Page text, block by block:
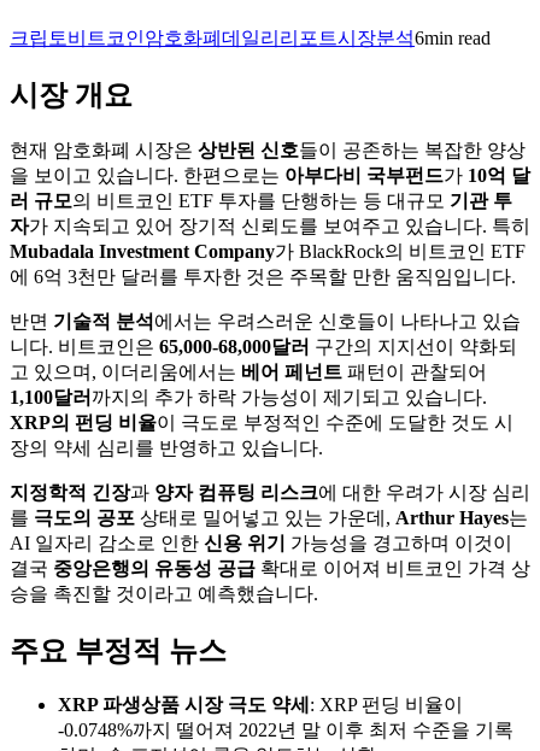
크립토비트코인암호화폐 데일리리포트시장분석6min read
시장 개요
현재 암호화폐 시장은 상반된 신호들이 공존하는 복잡한 양상
을 보이고 있습니다. 한편으로는 아부다비 국부펀드가 10억 달
러 규모의 비트코인 ETF 투자를 단행하는 등 대규모 기관 투
자가 지속되고 있어 장기적 신뢰도를 보여주고 있습니다. 특히
Mubadala Investment Company가 BlackRock의 비트코인 ETF
에 6억 3천만 달러를 투자한 것은 주목할 만한 움직임입니다.
반면 기술적 분석 에서는 우려스러운 신호들이 나타나고 있습
니다. 비트코인은 65,000-68,000달러 구간의 지지선이 약화되
고 있으며, 이더리움에서는 베어 페넌트 패턴이 관찰되어
1,100달러 까지의 추가 하락 가능성이 제기되고 있습니다.
XRP의 펀딩 비율이 극도로 부정적인 수준에 도달한 것도 시
장의 약세 심리를 반영하고 있습니다.
지정학적 긴장과 양자 컴퓨팅 리스크에 대한 우려가 시장 심리
를 극도의 공포 상태로 밀어넣고 있는 가운데, Arthur Hayes는
AI 일자리 감소로 인한 신용 위기
가능성을 경고하며 이것이
결국 중앙은행의 유동성 공급 확대로 이어져 비트코인 가격 상
승을 촉진할 것이라고 예측했습니다.
주요 부정적 뉴스
XRP 파생상품 시장 극도 약세 : XRP 펀딩 비율이
-0.0748%까지 떨어져 2022년 말 이후 최저 수준을 기록